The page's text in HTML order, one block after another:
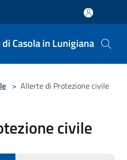
Casola in Lunigiana
> Allerte di Protezione civile
civile